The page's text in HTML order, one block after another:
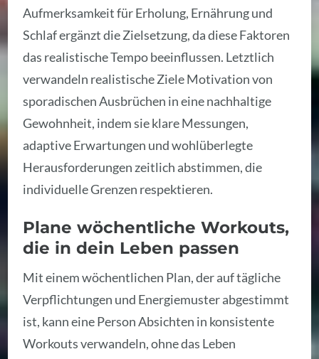
Aufmerksamkeit für Erholung, Ernährung und
Schlaf ergänzt die Zielsetzung, da diese Faktoren
das realistische Tempo beeinflussen. Letztlich
verwandeln realistische Ziele Motivation von
sporadischen Ausbrüchen in eine nachhaltige
Gewohnheit, indem sie klare Messungen,
adaptive Erwartungen und wohlüberlegte
Herausforderungen zeitlich abstimmen, die
individuelle Grenzen respektieren.
Plane wöchentliche Workouts,
die in dein Leben passen
Mit einem wöchentlichen Plan, der auf tägliche
Verpflichtungen und Energiemuster abgestimmt
ist, kann eine Person Absichten in konsistente
Workouts verwandeln, ohne das Leben